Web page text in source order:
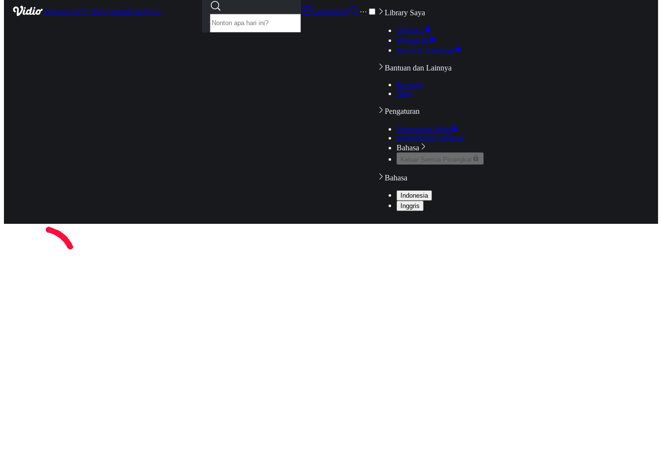
HomeLiveTV ShowSportsKidsNews
Langganan
··· Library Saya
Daftarku
Mengikuti
Riwayat Tontonan
Bantuan dan Lainnya
Bantuan
Blog
Pengaturan
Pengaturan Akun
Pemeriksaan Jaringan
Bahasa
Keluar Semua Perangkat
Bahasa
Indonesia
Inggris